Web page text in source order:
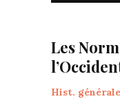
Les
Hist. générale